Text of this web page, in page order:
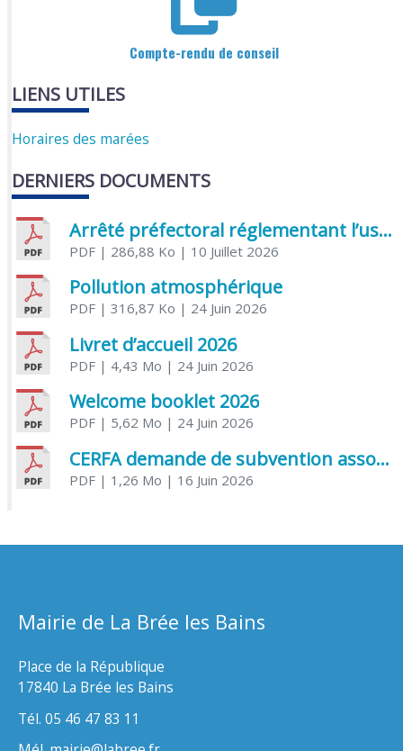
Compte-rendu de conseil
LIENS UTILES
Horaires des marées
DERNIERS DOCUMENTS
Arrêté préfectoral réglementant l’usage de l’eau
PDF| 286,88 Ko | 10 Juillet 2026
Pollution atmosphérique
PDF| 316,87 Ko | 24 Juin 2026
Livret d’accueil 2026
PDF| 4,43 Mo | 24 Juin 2026
Welcome booklet 2026
PDF| 5,62 Mo | 24 Juin 2026
CERFA demande de subvention association
PDF| 1,26 Mo | 16 Juin 2026
Mairie de La Brée les Bains
Place de la République
17840 La Brée les Bains
Tél. 05 46 47 83 11